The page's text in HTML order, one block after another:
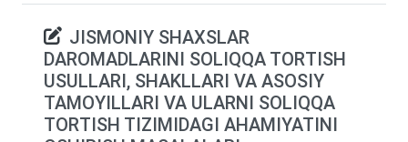
bazasini mustahkamlash va soliqqa tortish
tizimini takomillashtirish bo‘yicha ilmiy
asoslangan takliflar ishlab chiqilgan.
JISMONIY SHAXSLAR
DAROMADLARINI SOLIQQA TORTISH
USULLARI, SHAKLLARI VA ASOSIY
TAMOYILLARI VA ULARNI SOLIQQA
TORTISH TIZIMIDAGI AHAMIYATINI